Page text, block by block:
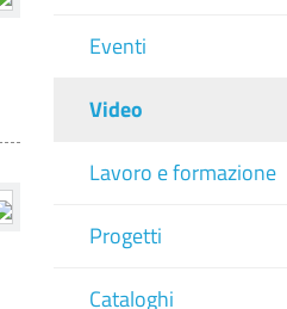
Eventi
Video
Lavoro e formazione
Progetti
Cataloghi